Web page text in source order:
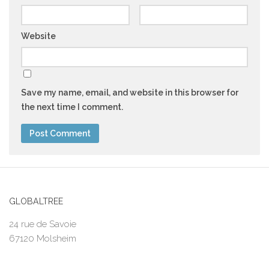
Website
Save my name, email, and website in this browser for
the next time I comment.
GLOBALTREE
24 rue de Savoie
67120 Molsheim